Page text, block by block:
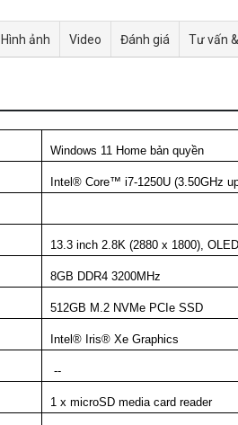
Hình ảnh Video Đánh giá Tư vấn
Windows 11 Home bản quyền
Intel® Core™ i7-1250U (3.50GHz
13.3 inch 2.8K (2880 x 1800),
8GB DDR4 3200MHz
512GB M.2 NVMe PCIe SSD
Intel® Iris® Xe Graphics
--
1 x microSD media card reader